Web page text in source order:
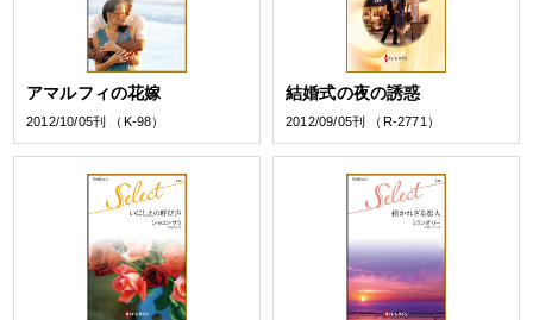
アマルフィの花嫁
2012/10/05刊 （K-98）
結婚式の夜の誘惑
2012/09/05刊 （R-2771）